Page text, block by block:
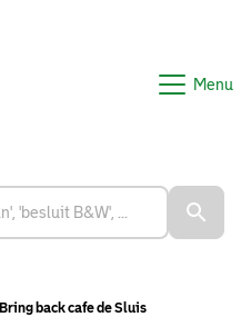
Menu
Bring back cafe de Sluis